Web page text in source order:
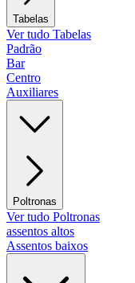
Tabelas
Ver tudo Tabelas
Padrão
Bar
Centro
Auxiliares
Poltronas
Ver tudo Poltronas
assentos altos
Assentos baixos